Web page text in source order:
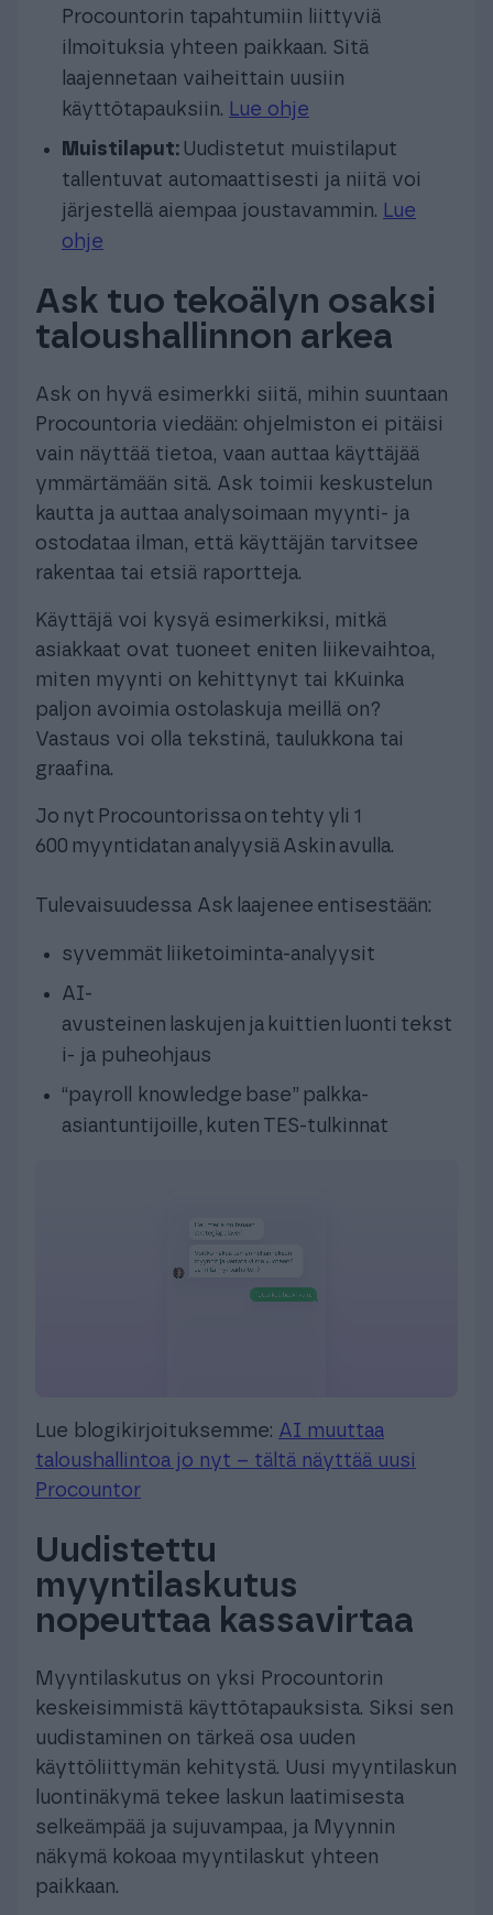
Procountorin tapahtumiin liittyviä
ilmoituksia yhteen paikkaan. Sitä
laajennetaan vaiheittain uusiin
käyttötapauksiin. Lue ohje
Muistilaput: Uudistetut muistilaput
tallentuvat automaattisesti ja niitä voi
järjestellä aiempaa joustavammin. Lue
ohje
Ask tuo tekoälyn osaksi
taloushallinnon arkea
Ask on hyvä esimerkki siitä, mihin suuntaan
Procountoria viedään: ohjelmiston ei pitäisi
vain näyttää tietoa, vaan auttaa käyttäjää
ymmärtämään sitä. Ask toimii keskustelun
kautta ja auttaa analysoimaan myynti- ja
ostodataa ilman, että käyttäjän tarvitsee
rakentaa tai etsiä raportteja.
Käyttäjä voi kysyä esimerkiksi, mitkä
asiakkaat ovat tuoneet eniten liikevaihtoa,
miten myynti on kehittynyt tai kKuinka
paljon avoimia ostolaskuja meillä on?
Vastaus voi olla tekstinä, taulukkona tai
graafina.
Jo nyt Procountorissa on tehty yli 1
600 myyntidatan analyysiä Askin avulla.
Tulevaisuudessa Ask laajenee entisestään:
syvemmät liiketoiminta-analyysit
AI-
avusteinen laskujen ja kuittien luonti tekst
i- ja puheohjaus
“payroll knowledge base” palkka-
asiantuntijoille, kuten TES-tulkinnat
Lue blogikirjoituksemme: AI muuttaa
taloushallintoa jo nyt – tältä näyttää uusi
Procountor
Uudistettu
myyntilaskutus
nopeuttaa kassavirtaa
Myyntilaskutus on yksi Procountorin
keskeisimmistä käyttötapauksista. Siksi sen
uudistaminen on tärkeä osa uuden
käyttöliittymän kehitystä. Uusi myyntilaskun
luontinäkymä tekee laskun laatimisesta
selkeämpää ja sujuvampaa, ja Myynnin
näkymä kokoaa myyntilaskut yhteen
paikkaan.